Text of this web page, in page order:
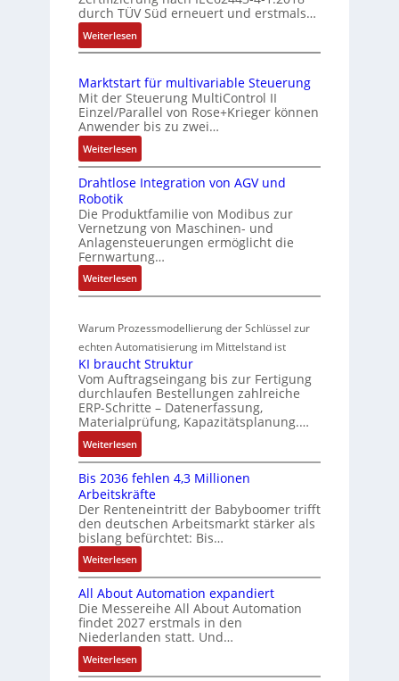
u
d
u
s
t
n
d
ü
b
w
c
h
u
n
g
b
n
e
r
t
o
s
t
i
s
e
s
s
u
n
g
n
d
Z
u
s
a
n
d
s
b
h
e
S
n
s
o
r
-
I
n
e
g
r
t
o
i
n
F
a
n
u
c
C
N
C
-
S
y
s
t
e
m
e
durch TÜV Süd erneuert und erstmals…
Weiterlesen:
I
C
6
2
4
4
3
-
e
r
t
f
r
u
n
g
b
e
s
t
ä
t
i
g
t
R
e
i
f
e
Marktstart für multivariable Steuerung
Mit der Steuerung MultiControl II
Einzel/Parallel von Rose+Krieger können
Anwender bis zu zwei…
Weiterlesen:
M
a
k
t
s
t
a
r
f
ü
r
m
u
l
v
a
r
i
a
b
l
e
S
t
e
u
e
Drahtlose Integration von AGV und
Robotik
Die Produktfamilie von Modibus zur
Vernetzung von Maschinen- und
Anlagensteuerungen ermöglicht die
Fernwartung…
Weiterlesen:
D
a
h
t
l
o
s
e
I
n
t
e
g
r
a
t
i
o
n
v
o
n
Warum Prozessmodellierung der Schlüssel zur
echten Automatisierung im Mittelstand ist
KI braucht Struktur
Vom Auftragseingang bis zur Fertigung
durchlaufen Bestellungen zahlreiche
ERP-Schritte – Datenerfassung,
Materialprüfung, Kapazitätsplanung.…
Weiterlesen:
K
I
b
r
a
u
c
h
t
S
t
r
u
Bis 2036 fehlen 4,3 Millionen
Arbeitskräfte
Der Renteneintritt der Babyboomer trifft
den deutschen Arbeitsmarkt stärker als
bislang befürchtet: Bis…
Weiterlesen:
B
i
s
2
0
3
6
All About Automation expandiert
Die Messereihe All About Automation
findet 2027 erstmals in den
Niederlanden statt. Und…
Weiterlesen:
A